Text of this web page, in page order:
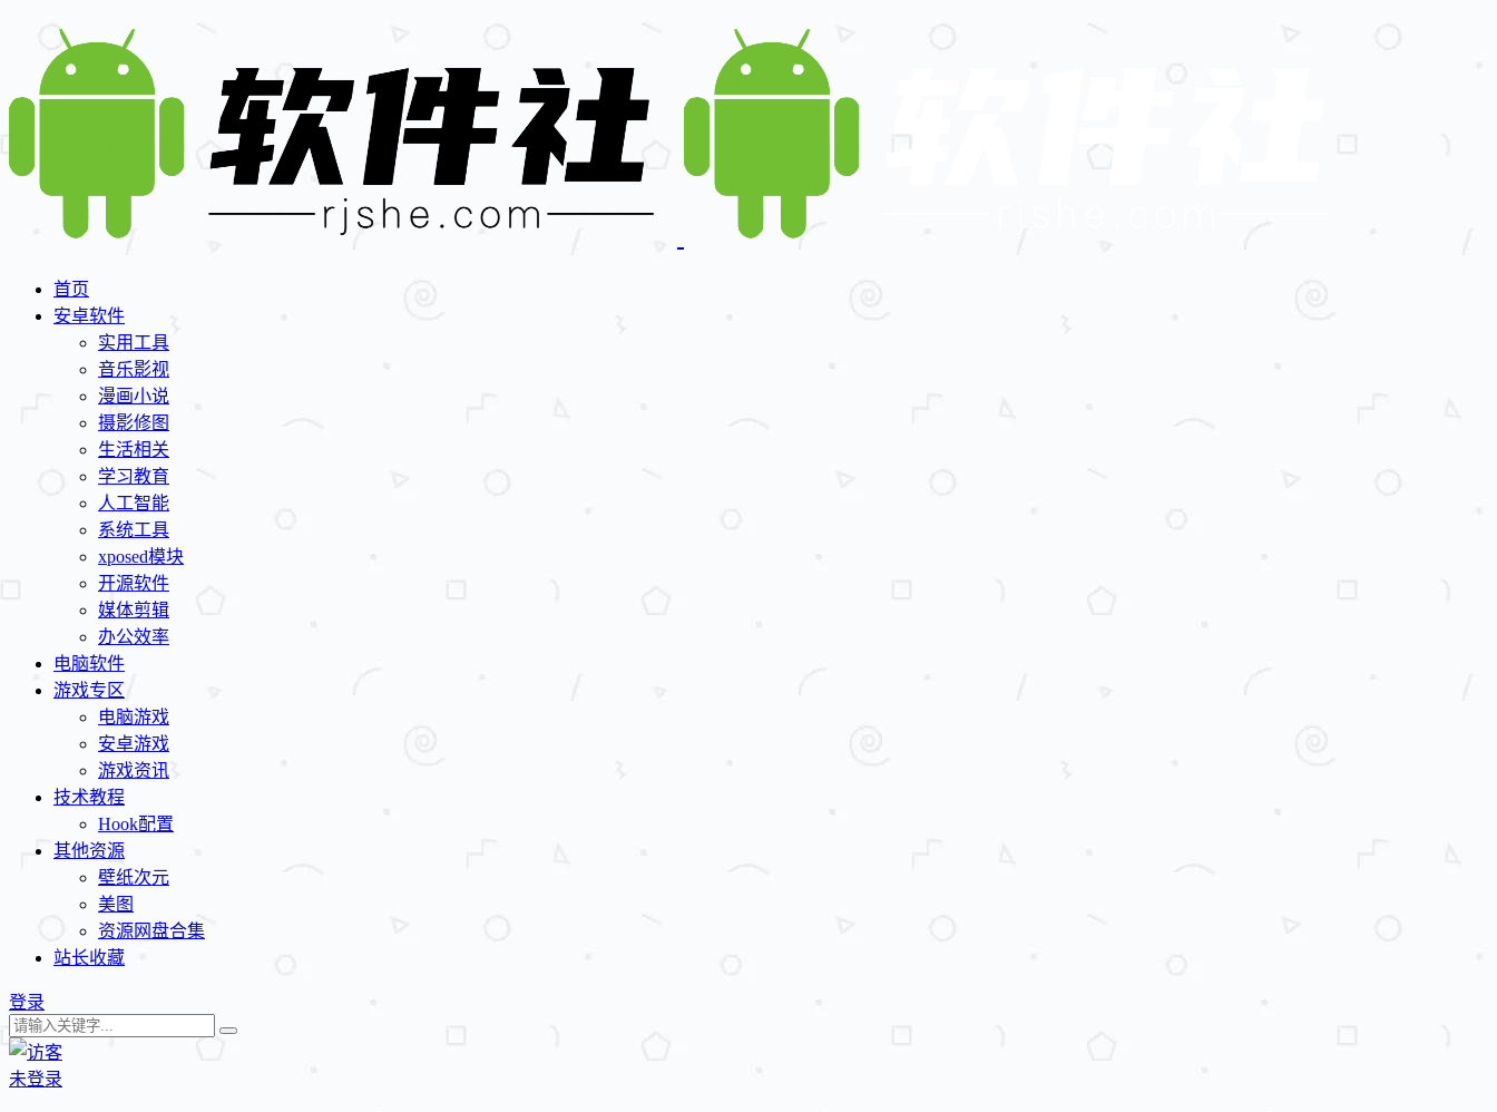
首页
安卓软件
实用工具
音乐影视
漫画小说
摄影修图
生活相关
学习教育
人工智能
系统工具
xposed模块
开源软件
媒体剪辑
办公效率
电脑软件
游戏专区
电脑游戏
安卓游戏
游戏资讯
技术教程
Hook配置
其他资源
壁纸次元
美图
资源网盘合集
站长收藏
登录
未登录